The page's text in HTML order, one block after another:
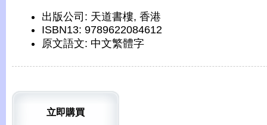
出版公司: 天道書樓, 香港
ISBN13: 9789622084612
原文語文: 中文繁體字
立即購買